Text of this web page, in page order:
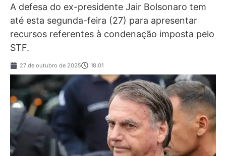
A defesa do ex-presidente Jair Bolsonaro tem
até esta segunda-feira (27) para apresentar
recursos referentes à condenação imposta pelo
STF.
27 de outubro de 2025 18:01